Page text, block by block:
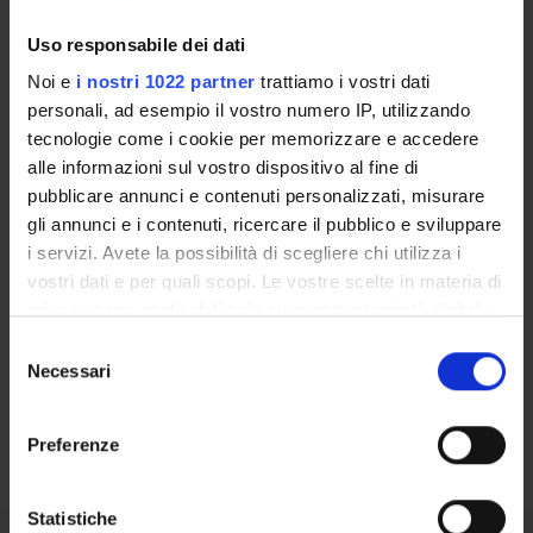
Uso responsabile dei dati
Noi e i nostri 1022 partner trattiamo i vostri dati
personali, ad esempio il vostro numero IP, utilizzando
tecnologie come i cookie per memorizzare e accedere
alle informazioni sul vostro dispositivo al fine di
pubblicare annunci e contenuti personalizzati, misurare
gli annunci e i contenuti, ricercare il pubblico e sviluppare
i servizi. Avete la possibilità di scegliere chi utilizza i
vostri dati e per quali scopi. Le vostre scelte in materia di
modificare o revocare il proprio consenso in qualsiasi
momento dalla Dichiarazione sui cookie o facendo clic
raccogliere informazioni sulla tua posizione
delNecessari
Preferenze
Statistiche
LABORATORI DI RICERCA
CENTRI DI RICERCA
BIBLIOTECHE
SPIN OFF E AZIENDE
Calendario